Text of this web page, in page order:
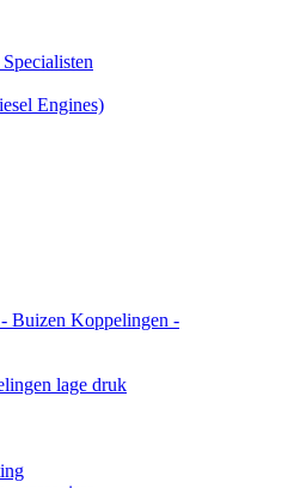
Engines)
- Buizen Koppelingen -
lage druk